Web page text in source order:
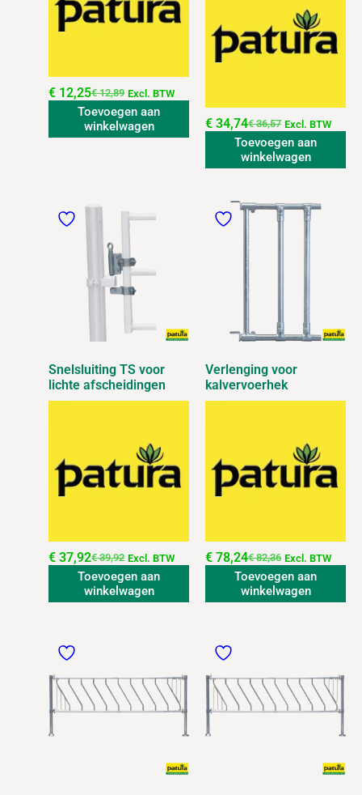
€12,89
€ 12,25 Excl. BTW
Toevoegen aan
winkelwagen
€36,57
€ 34,74 Excl. BTW
Toevoegen aan
winkelwagen
Snelsluiting TS voor
lichte afscheidingen
€39,92
€ 37,92 Excl. BTW
Toevoegen aan
winkelwagen
Verlenging voor
kalvervoerhek
€82,36
€ 78,24 Excl. BTW
Toevoegen aan
winkelwagen